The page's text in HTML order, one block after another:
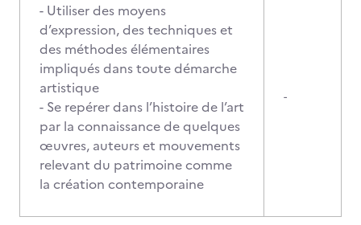
- Utiliser des moyens
d’expression, des techniques et
des méthodes élémentaires
impliqués dans toute démarche
artistique
- Se repérer dans l’histoire de l’art
par la connaissance de quelques
œuvres, auteurs et mouvements
relevant du patrimoine comme
la création contemporaine
-